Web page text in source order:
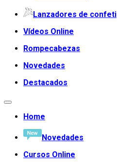
Lanzadores de confeti
Vídeos Online
Rompecabezas
Novedades
Destacados
Home
Novedades
Cursos Online